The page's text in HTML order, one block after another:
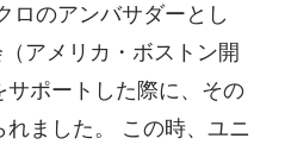
ロのアンバサダーとし
アメリカ・ボストン開
ポートした際に、その
ました。 この時、ユニ